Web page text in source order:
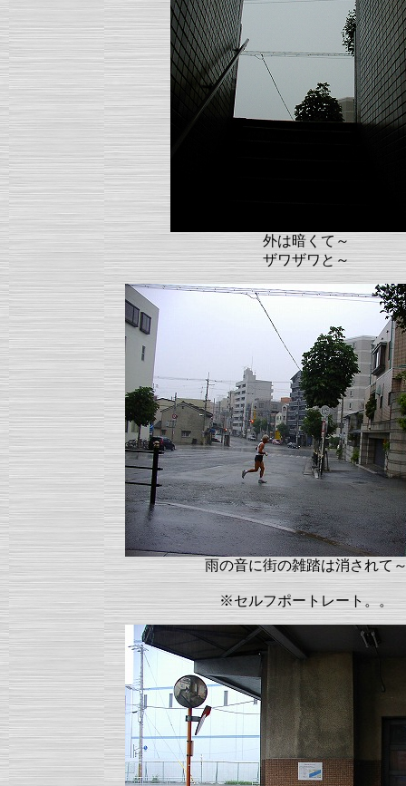
外は暗くて～
ザワザワと～
雨の音に街の雑踏は消されて
※セルフポートレート。。